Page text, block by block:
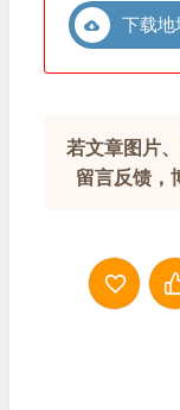
下载地
若文章图片
留言反馈，